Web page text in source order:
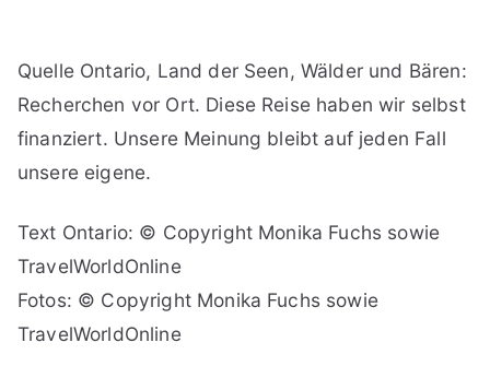
Quelle Ontario, Land der Seen, Wälder und Bären:
Recherchen vor Ort. Diese Reise haben wir selbst
finanziert. Unsere Meinung bleibt auf jeden Fall
unsere eigene.
Text Ontario: © Copyright Monika Fuchs sowie
TravelWorldOnline
Fotos: © Copyright Monika Fuchs sowie
TravelWorldOnline